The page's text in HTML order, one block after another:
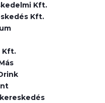
Kft.
Kft.
Kft.